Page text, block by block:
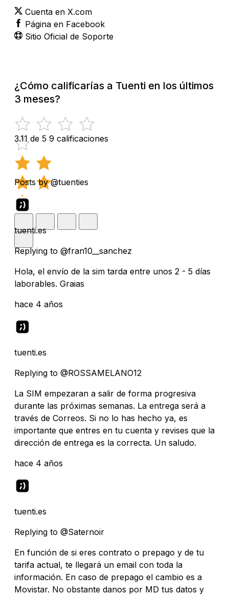
Cuenta en X.com
Página en Facebook
Sitio Oficial de Soporte
¿Cómo calificarías a Tuenti en los últimos
3 meses?
3.11 de 5 9 calificaciones
Posts by @tuenties
tuenti.es
Replying to @fran10__sanchez
Hola, el envío de la sim tarda entre unos 2 - 5 días
laborables. Graias
hace 4 años
tuenti.es
Replying to @ROSSAMELANO12
La SIM empezaran a salir de forma progresiva
durante las próximas semanas. La entrega será a
través de Correos. Si no lo has hecho ya, es
importante que entres en tu cuenta y revises que la
dirección de entrega es la correcta. Un saludo.
hace 4 años
tuenti.es
Replying to @Saternoir
En función de si eres contrato o prepago y de tu
tarifa actual, te llegará un email con toda la
información. En caso de prepago el cambio es a
Movistar. No obstante danos por MD tus datos y